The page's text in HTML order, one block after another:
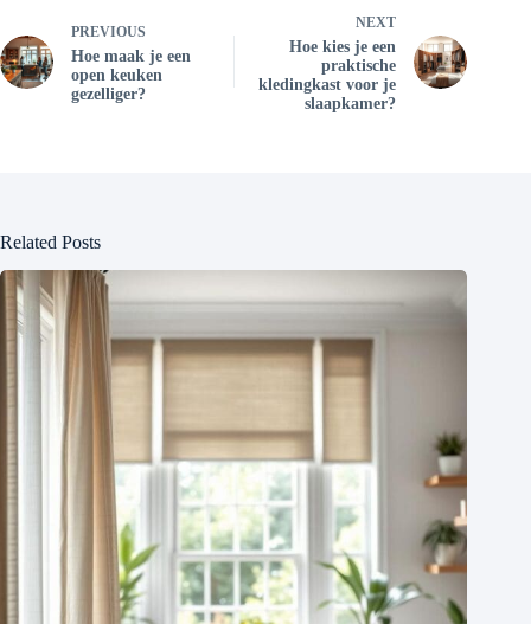
PREVIOUS
Hoe maak je een
open keuken
gezelliger?
NEXT
Hoe kies je een
praktische
kledingkast voor je
slaapkamer?
Related Posts